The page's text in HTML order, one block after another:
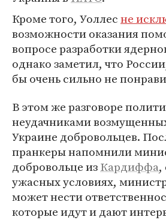
Кроме того, Уоллесне
возможности оказания
вопросе разработки
однако заметил, что
бы очень сильно не
В этом же разговоре
неудачниками
Украине добровольцев.
пранкеры напомнили
добровольце изКардиффа,
ужасных условиях,
может нести
которые идут и дают